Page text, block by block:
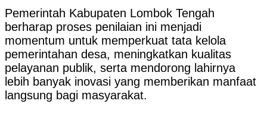
Pemerintah Kabupaten Lombok Tengah
berharap proses penilaian ini menjadi
momentum untuk memperkuat tata kelola
pemerintahan desa, meningkatkan kualitas
pelayanan publik, serta mendorong lahirnya
lebih banyak inovasi yang memberikan manfaat
langsung bagi masyarakat.